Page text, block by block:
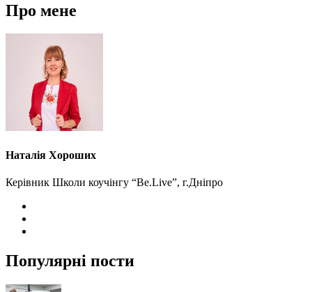
Про мене
Наталія Хороших
Керівник Школи коучінгу “Be.Live”, г.Дніпро
Популярні пости